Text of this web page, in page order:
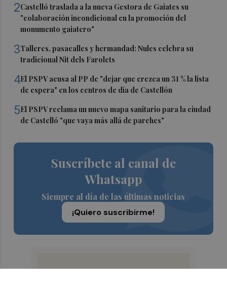
2Castelló traslada a la nueva Gestora de Gaiates su
"colaboración incondicional en la promoción del
monumento gaiatero"
3Talleres, pasacalles y hermandad: Nules celebra su
tradicional Nit dels Farolets
4El PSPV acusa al PP de "dejar que crezca un 31 % la lista
de espera" en los centros de día de Castellón
5El PSPV reclama un nuevo mapa sanitario para la ciudad
de Castelló "que vaya más allá de parches"
Suscríbete al canal de
Whatsapp
Siempre al día de las últimas noticias
¡Quiero suscribirme!